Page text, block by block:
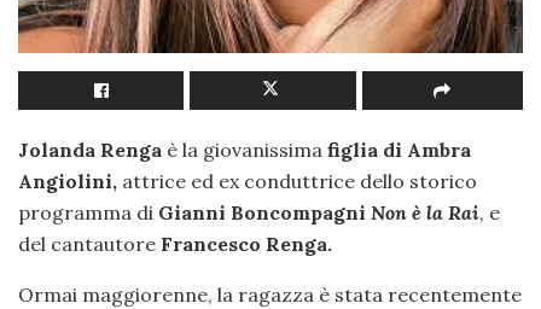
Jolanda Renga è la giovanissima figlia di Ambra
Angiolini, attrice ed ex conduttrice dello storico
programma di Gianni Boncompagni Non è la Rai, e
del cantautore Francesco Renga.
Ormai maggiorenne, la ragazza è stata recentemente